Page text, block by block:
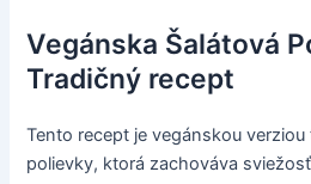
Vegánska Šalátová
Tradičný recept
Tento recept je vegánskou
polievky, ktorá zachováva